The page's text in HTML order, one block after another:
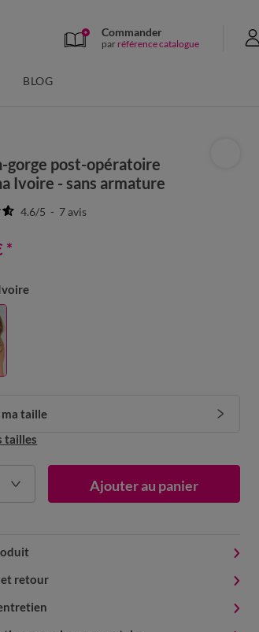
Commander
par référence catalogue
BLOG
gorge post-opératoire
Ivoire - sans armature
4.6/5 - 7avis
*
taille
tailles
Ajouter au panier
retour